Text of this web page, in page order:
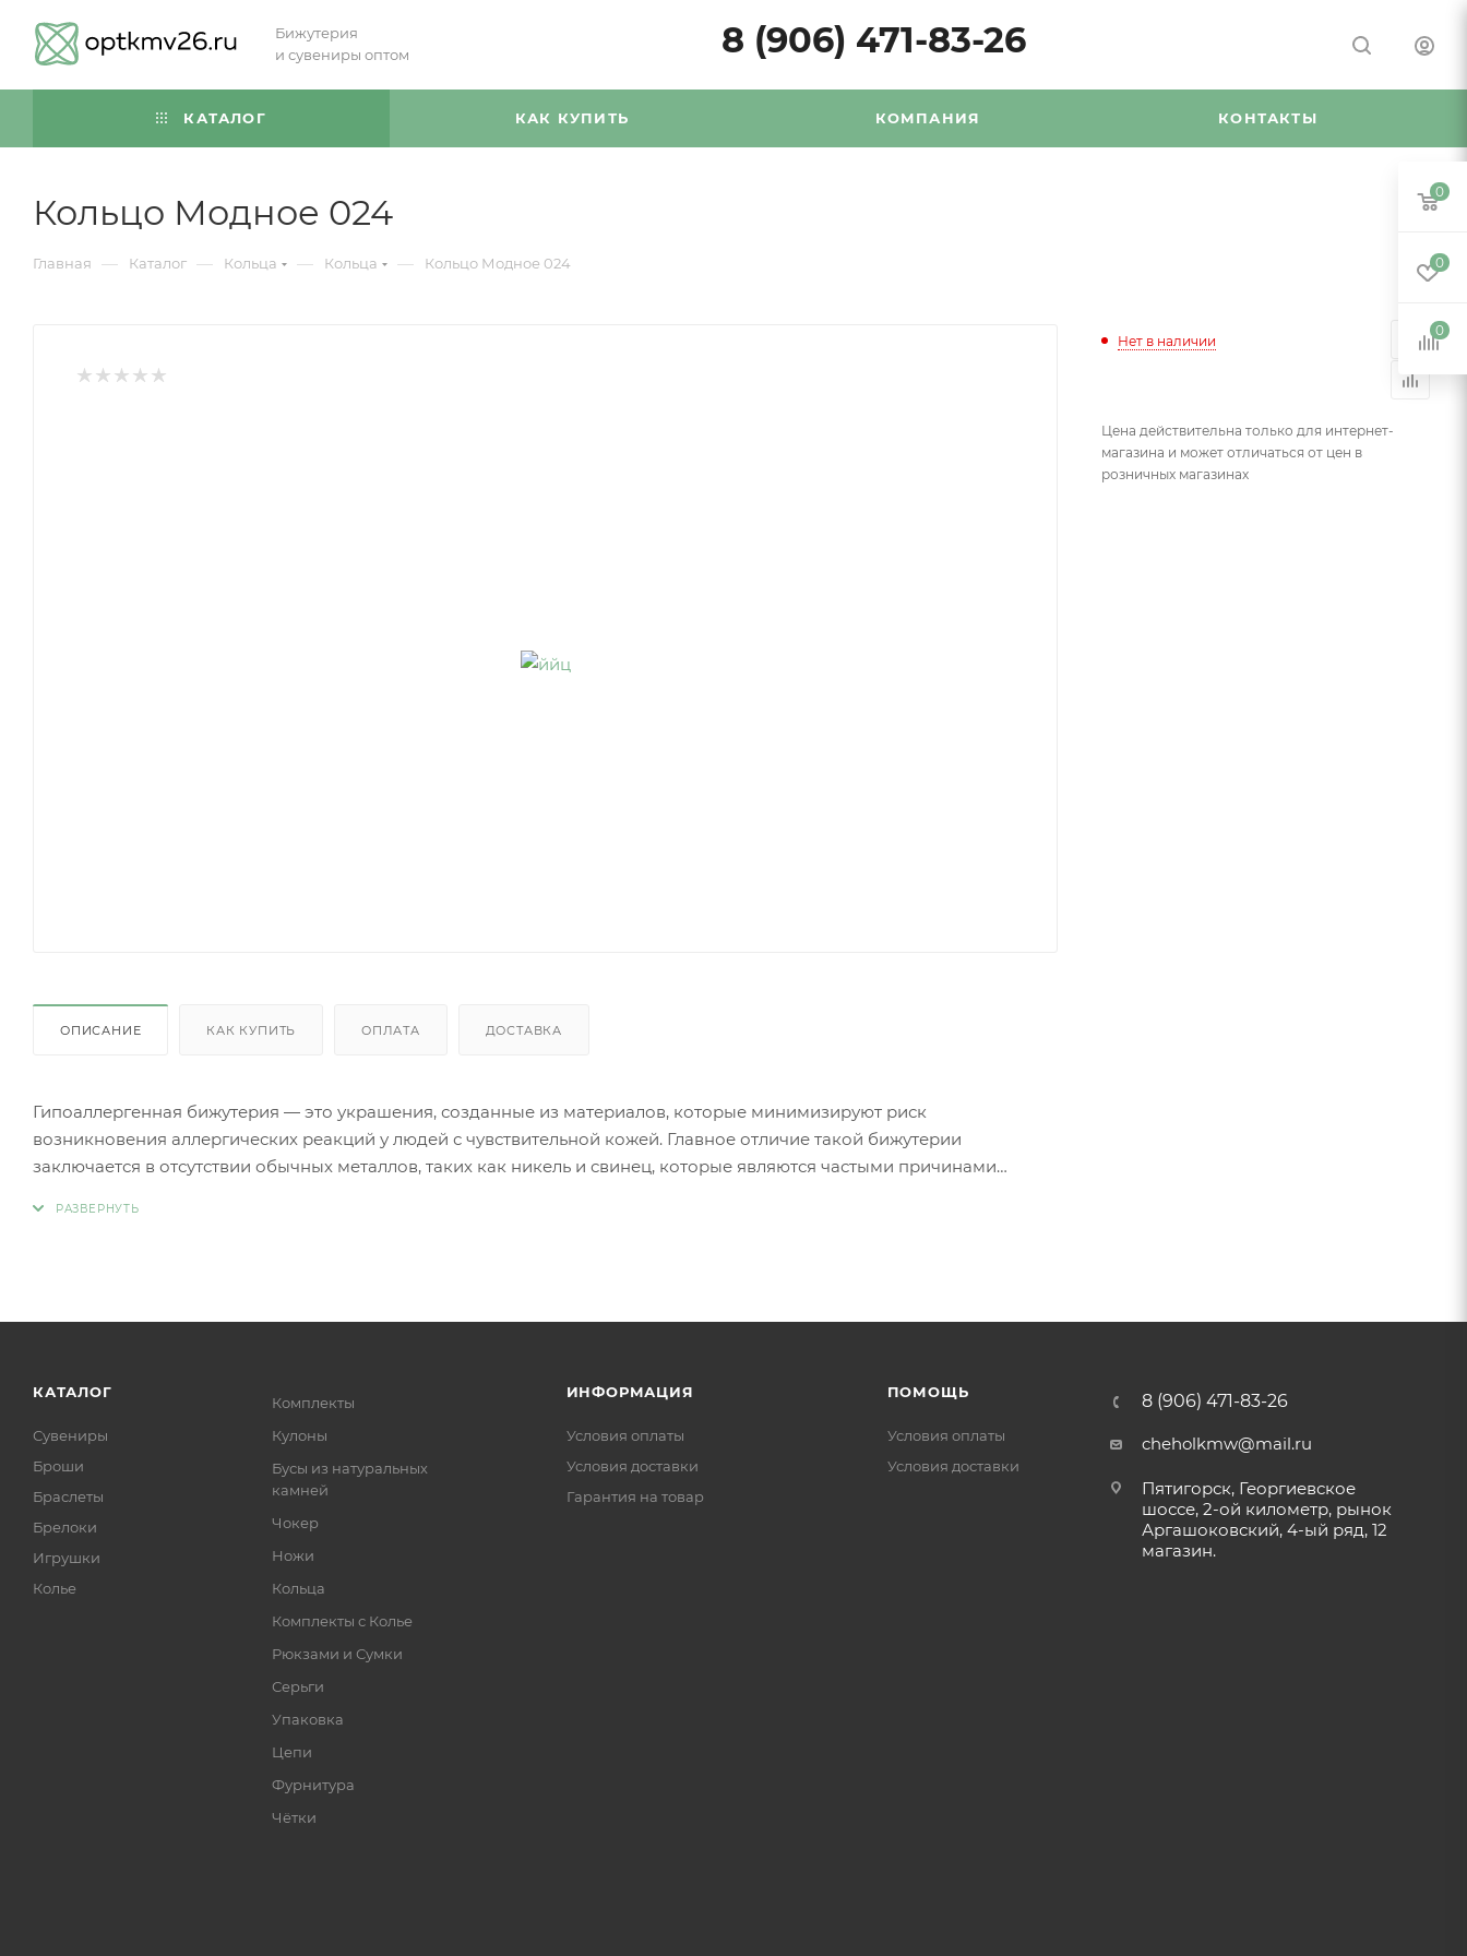
Бижутерия
и сувениры оптом
8 (906) 471-83-26
КАТАЛОГ КАК КУПИТЬ КОМПАНИЯ КОНТАКТЫ
Кольцо Модное 024
Главная — Каталог — Кольца — Кольца — Кольцо Модное 024
ОПИСАНИЕ КАК КУПИТЬ ОПЛАТА ДОСТАВКА
Гипоаллергенная бижутерия — это украшения, созданные из материалов, которые минимизируют риск
возникновения аллергических реакций у людей с чувствительной кожей. Главное отличие такой бижутерии
заключается в отсутствии обычных металлов, таких как никель и свинец, которые являются частыми причинами
Золото (особенно высокой пробы, хотя даже золотые изделия могут содержать никель в сплавах).
Ниобий.
Нет в наличии
Цена действительна только для интернет-
магазина и может отличаться от цен в
розничных магазинах
КАТАЛОГ
Сувениры
Броши
Браслеты
Брелоки
Игрушки
Колье
Комплекты
Кулоны
Бусы из натуральных
камней
Чокер
Ножи
Кольца
Комплекты с Колье
Рюкзами и Сумки
Серьги
Упаковка
Цепи
Фурнитура
Чётки
ИНФОРМАЦИЯ
Условия оплаты
Условия доставки
Гарантия на товар
ПОМОЩЬ
Условия оплаты
Условия доставки
8 (906) 471-83-26
cheholkmw@mail.ru
Пятигорск, Георгиевское
шоссе, 2-ой километр, рынок
Аргашоковский, 4-ый ряд, 12
магазин.
0
0
0